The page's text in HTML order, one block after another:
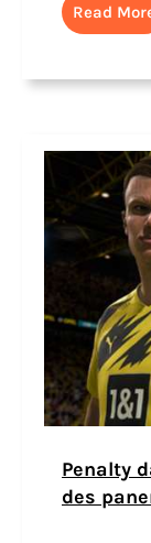
Read
Penalty
des